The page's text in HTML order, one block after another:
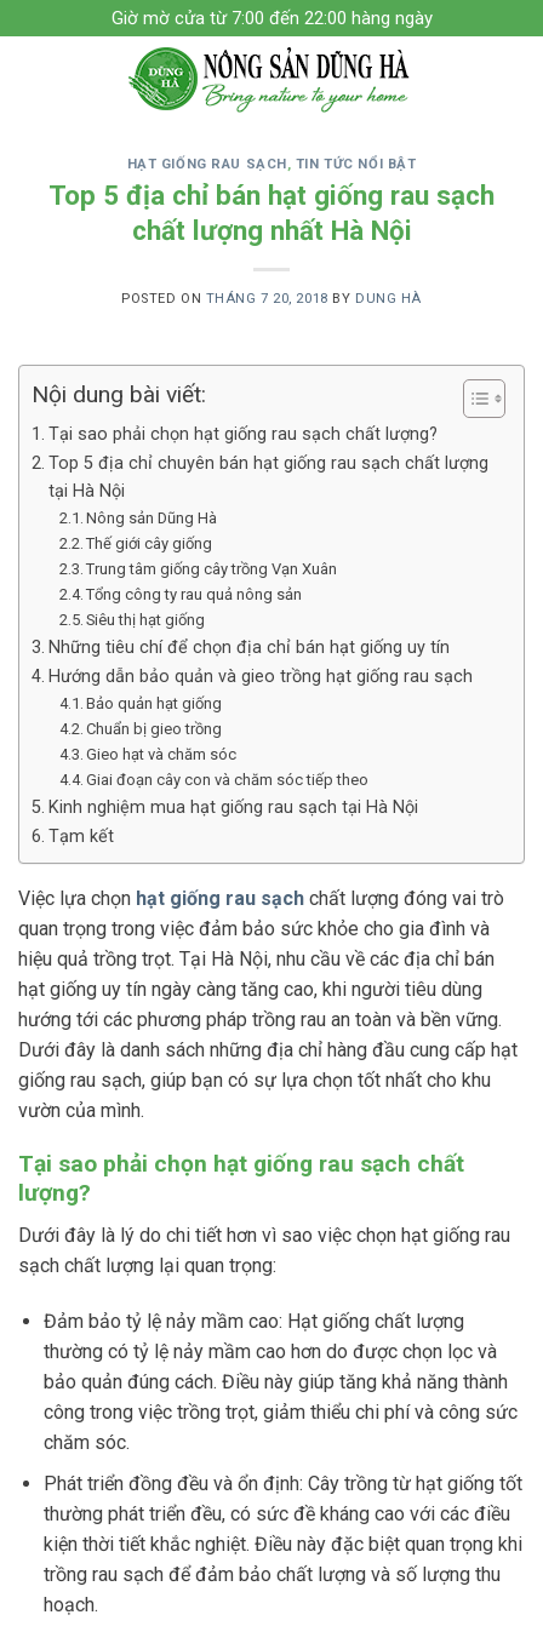
to
Giờ mờ cửa từ 7:00 đến 22:00 hàng ngày
HẠT GIỐNG RAU SẠCH, TIN TỨC NỔI BẬT
Top 5 địa chỉ bán hạt giống rau sạch
chất lượng nhất Hà Nội
POSTED ON THÁNG 7 20, 2018 BY DUNG HÀ
Nội dung bài viết:
Tại sao phải chọn hạt giống rau sạch chất lượng?
Top 5 địa chỉ chuyên bán hạt giống rau sạch chất lượng
tại Hà Nội
Nông sản Dũng Hà
Thế giới cây giống
Trung tâm giống cây trồng Vạn Xuân
Tổng công ty rau quả nông sản
Siêu thị hạt giống
Những tiêu chí để chọn địa chỉ bán hạt giống uy tín
Hướng dẫn bảo quản và gieo trồng hạt giống rau sạch
Bảo quản hạt giống
Chuẩn bị gieo trồng
Gieo hạt và chăm sóc
Giai đoạn cây con và chăm sóc tiếp theo
Kinh nghiệm mua hạt giống rau sạch tại Hà Nội
Tạm kết
Việc lựa chọn hạt giống rau sạch chất lượng đóng vai trò
quan trọng trong việc đảm bảo sức khỏe cho gia đình và
hiệu quả trồng trọt. Tại Hà Nội, nhu cầu về các địa chỉ bán
hạt giống uy tín ngày càng tăng cao, khi người tiêu dùng
hướng tới các phương pháp trồng rau an toàn và bền vững.
Dưới đây là danh sách những địa chỉ hàng đầu cung cấp hạt
giống rau sạch, giúp bạn có sự lựa chọn tốt nhất cho khu
vườn của mình.
Tại sao phải chọn hạt giống rau sạch chất
lượng?
Dưới đây là lý do chi tiết hơn vì sao việc chọn hạt giống rau
sạch chất lượng lại quan trọng:
Đảm bảo tỷ lệ nảy mầm cao: Hạt giống chất lượng
thường có tỷ lệ nảy mầm cao hơn do được chọn lọc và
bảo quản đúng cách. Điều này giúp tăng khả năng thành
công trong việc trồng trọt, giảm thiểu chi phí và công sức
chăm sóc.
Phát triển đồng đều và ổn định: Cây trồng từ hạt giống tốt
thường phát triển đều, có sức đề kháng cao với các điều
kiện thời tiết khắc nghiệt. Điều này đặc biệt quan trọng khi
trồng rau sạch để đảm bảo chất lượng và số lượng thu
hoạch.